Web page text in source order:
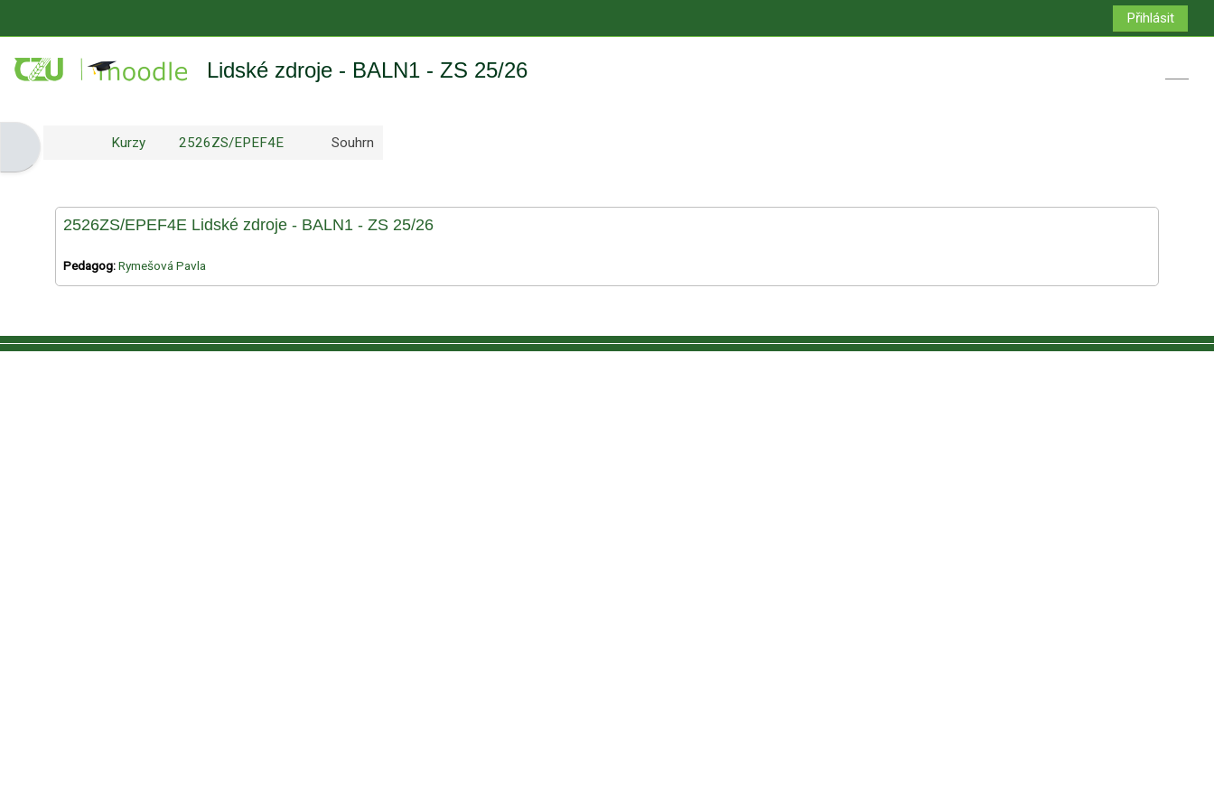
Přihlásit
Lidské zdroje - BALN1 - ZS 25/26
Otevřít panel blokuKurzy 2526ZS/EPEF4E Souhrn
2526ZS/EPEF4E Lidské zdroje - BALN1 - ZS 25/26
Pedagog:Rymešová Pavla